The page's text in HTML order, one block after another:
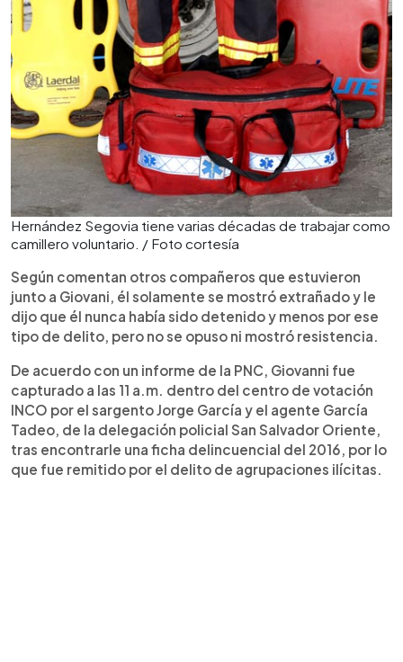
Hernández Segovia tiene varias décadas de trabajar como
camillero voluntario. / Foto cortesía
Según comentan otros compañeros que estuvieron
junto a Giovani, él solamente se mostró extrañado y le
dijo que él nunca había sido detenido y menos por ese
tipo de delito, pero no se opuso ni mostró resistencia.
De acuerdo con un informe de la PNC, Giovanni fue
capturado a las 11 a.m. dentro del centro de votación
INCO por el sargento Jorge García y el agente García
Tadeo, de la delegación policial San Salvador Oriente,
tras encontrarle una ficha delincuencial del 2016, por lo
que fue remitido por el delito de agrupaciones ilícitas.